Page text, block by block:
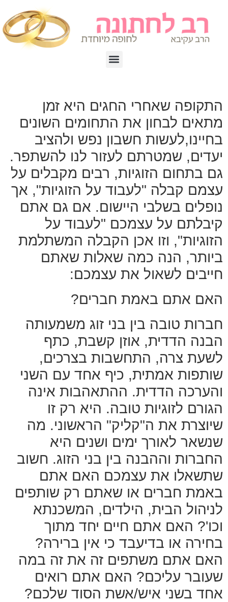
התקופה שאחרי החגים היא זמן
מתאים לבחון את התחומים השונים
בחיינו,לעשות חשבון נפש ולהציב
יעדים, שמטרתם לעזור לנו להשתפר.
גם בתחום הזוגיות, רבים מקבלים על
עצמם קבלה "לעבוד על הזוגיות", אך
נופלים בשלבי היישום. אם גם אתם
קיבלתם על עצמכם "לעבוד על
הזוגיות", וזו אכן הקבלה המשתלמת
ביותר, הנה כמה שאלות שאתם
חייבים לשאול את עצמכם:
האם אתם באמת חברים?
חברות טובה בין בני זוג משמעותה
הבנה הדדית, אוזן קשבת, כתף
לשעת צרה, התחשבות בצרכים,
שותפות אמתית, כיף אחד עם השני
והערכה הדדית. ההתאהבות אינה
הגורם לזוגיות טובה. היא רק זו
שיוצרת את ה"קליק" הראשוני. מה
שנשאר לאורך ימים ושנים היא
החברות וההבנה בין בני הזוג. חשוב
שתשאלו את עצמכם האם אתם
באמת חברים או שאתם רק שותפים
לניהול הבית, הילדים, המשכנתא
וכו'? האם אתם חיים יחד מתוך
בחירה או בדיעבד כי אין ברירה?
האם אתם משתפים זה את זה במה
שעובר עליכם? האם אתם רואים
אחד בשני איש/אשת הסוד שלכם?